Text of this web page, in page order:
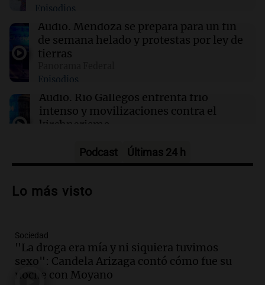
Vogue World se trasladará a San Francisco: un
guiño a la fusión entre tecnología y moda
01:59 Mundo
México establece nuevo récord de oros
Episodios
Audio. Mendoza se prepara para un fin
de semana helado y protestas por ley de
tierras
Episodios
Audio. Río Gallegos enfrenta frío
intenso y movilizaciones contra el
kirchnerismo
Audio.Debate en el Senado sobre
la soberanía digital en Argentina
Audio.
Mendoza se prepara para un fin
de semana helado y ciudadanos
marchan contra reforma de tierras
Panorama Federal
Podcast Últimas 24 h
Lo más visto
Sociedad
"La droga era mía y ni siquiera tuvimos
sexo": Candela Arizaga contó cómo fue su
noche con Moyano